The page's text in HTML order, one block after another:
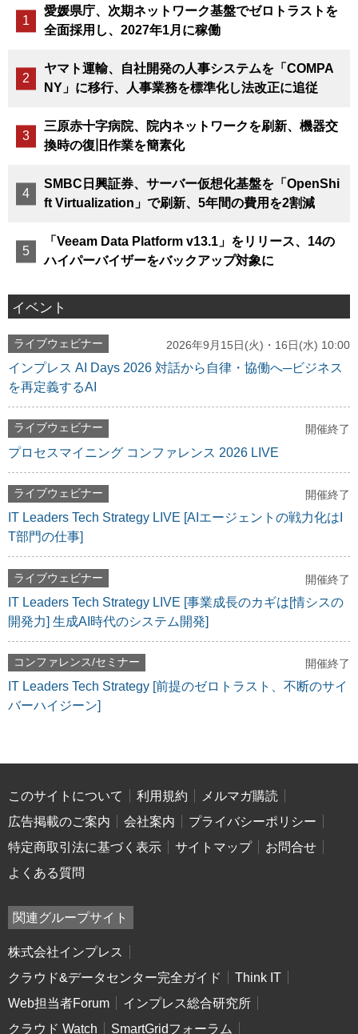
愛媛県庁、次期ネットワーク基盤でゼロトラストを
全面採用し、2027年1月に稼働
ヤマト運輸、自社開発の人事システムを「COMPA
NY」に移行、人事業務を標準化し法改正に追従
三原赤十字病院、院内ネットワークを刷新、機器交
換時の復旧作業を簡素化
SMBC日興証券、サーバー仮想化基盤を「OpenShi
ft Virtualization」で刷新、5年間の費用を2割減
「Veeam Data Platform v13.1」をリリース、14の
ハイパーバイザーをバックアップ対象に
イベント
ライブウェビナー 2026年9月15日(火)・16日(水) 10:00
インプレス AI Days 2026 対話から自律・協働へ─ビジネス
を再定義するAI
ライブウェビナー 開催終了
プロセスマイニング コンファレンス 2026 LIVE
ライブウェビナー 開催終了
IT Leaders Tech Strategy LIVE [AIエージェントの戦力化はI
T部門の仕事]
ライブウェビナー 開催終了
IT Leaders Tech Strategy LIVE [事業成長のカギは[情シスの
開発力] 生成AI時代のシステム開発]
コンファレンス/セミナー 開催終了
IT Leaders Tech Strategy [前提のゼロトラスト、不断のサイ
バーハイジーン]
このサイトについて 利用規約
メルマガ購読
広告掲載のご案内
会社案内
プライバシーポリシー
特定商取引法に基づく表示
サイトマップ
お問合せ
よくある質問
関連グループサイト
株式会社インプレス
クラウド&データセンター完全ガイド
Think IT
Web担当者Forum
インプレス総合研究所
クラウド Watch
SmartGridフォーラム